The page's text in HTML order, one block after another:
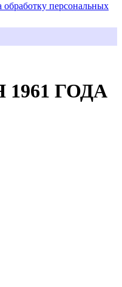
обработку персональных
ГОДА